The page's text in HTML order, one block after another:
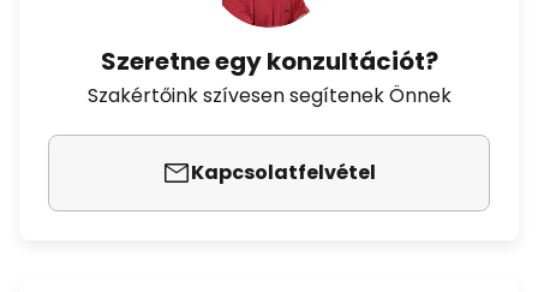
Szeretne egy konzultációt?
Szakértőink szívesen segítenek Önnek
Kapcsolatfelvétel